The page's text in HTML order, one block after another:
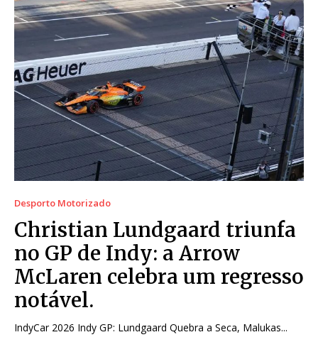
Desporto Motorizado
Christian Lundgaard triunfa
no GP de Indy: a Arrow
McLaren celebra um regresso
notável.
IndyCar 2026 Indy GP: Lundgaard Quebra a Seca, Malukas...